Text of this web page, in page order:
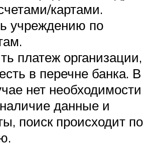
картами.
учреждению по
платеж организации,
в перечне банка. В
нет необходимости
данные и
поиск происходит по